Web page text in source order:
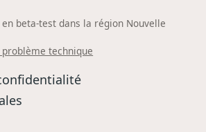
beta-test dans la région Nouvelle
technique